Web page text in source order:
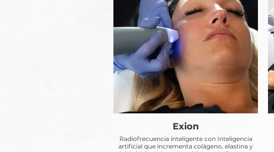
Exion
Radiofrecuencia inteligente con Inteligencia
artificial que incrementa colágeno, elastina y